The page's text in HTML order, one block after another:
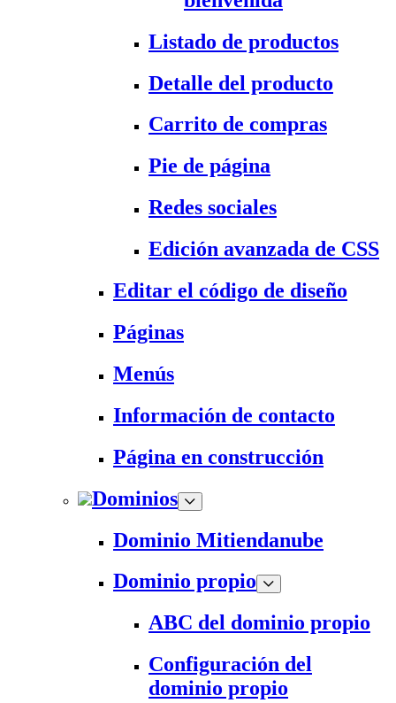
Listado de productos
Detalle del producto
Carrito de compras
Pie de página
Redes sociales
Edición avanzada de CSS
Editar el código de diseño
Páginas
Menús
Información de contacto
Página en construcción
Dominios
Dominio Mitiendanube
Dominio propio
ABC del dominio propio
Configuración del
dominio propio